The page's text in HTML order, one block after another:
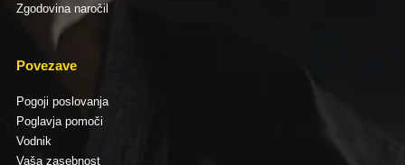
Zgodovina naročil
Povezave
Pogoji poslovanja
Poglavja pomoči
Vodnik
Vaša zasebnost